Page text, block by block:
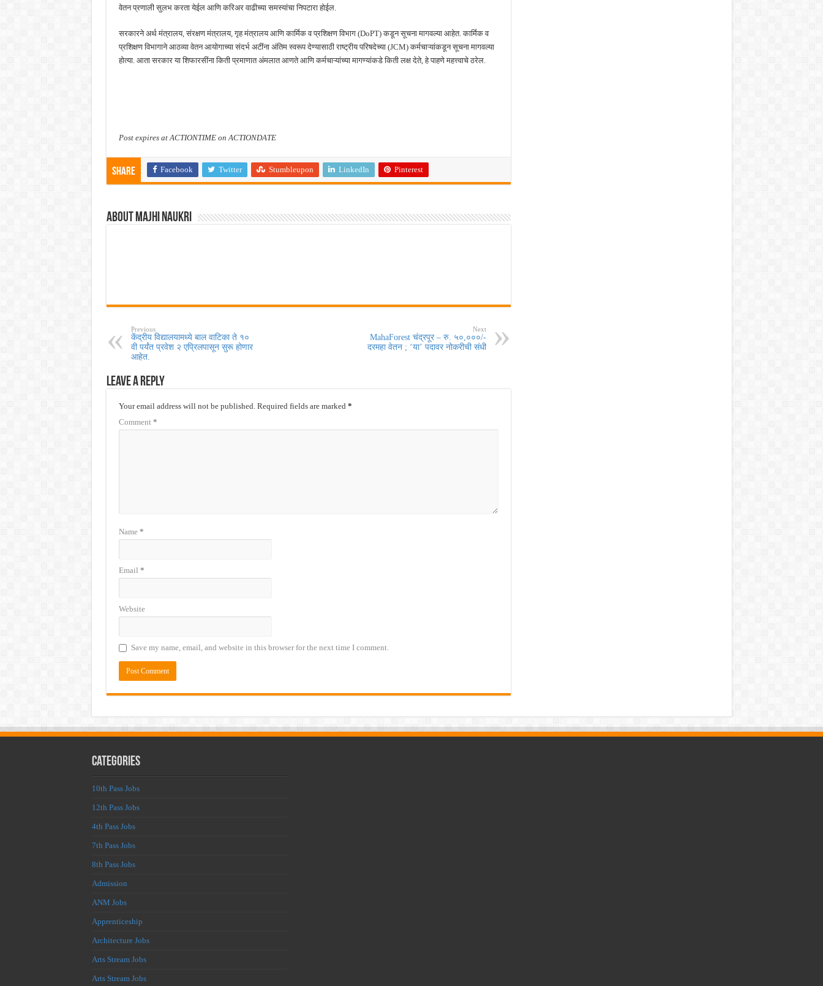
वेतन प्रणाली सुलभ करता येईल आणि करिअर वाढीच्या समस्यांचा निपटारा होईल.
सरकारने अर्थ मंत्रालय, संरक्षण मंत्रालय, गृह मंत्रालय आणि कार्मिक व प्रशिक्षण विभाग (DoPT) कडून सूचना मागवल्या आहेत. कार्मिक व
प्रशिक्षण विभागाने आठव्या वेतन आयोगाच्या संदर्भ अटींना अंतिम स्वरूप देण्यासाठी राष्ट्रीय परिषदेच्या (JCM) कर्मचाऱ्यांकडून सूचना मागवल्या
होत्या. आता सरकार या शिफारसींना किती प्रमाणात अंमलात आणते आणि कर्मचाऱ्यांच्या मागण्यांकडे किती लक्ष देते, हे पाहणे महत्त्वाचे ठरेल.
Post expires at ACTIONTIME on ACTIONDATE
Share Facebook Twitter Stumbleupon LinkedIn Pinterest
About Majhi Naukri
Previous
केंद्रीय विद्यालयामध्ये बाल वाटिका ते १०
वी पर्यंत प्रवेश २ एप्रिलपासून सुरू होणार
आहेत.
Next
MahaForest चंद्रपूर – रु. ५०,०००/-
दरमहा वेतन ; ‘या’ पदावर नोकरीची संधी
Leave a Reply
Your email address will not be published. Required fields are marked *
Comment *
Name *
Email *
Website
Save my name, email, and website in this browser for the next time I comment.
Categories
10th Pass Jobs
12th Pass Jobs
4th Pass Jobs
7th Pass Jobs
8th Pass Jobs
Admission
ANM Jobs
Apprenticeship
Architecture Jobs
Arts Stream Jobs
Arts Stream Jobs